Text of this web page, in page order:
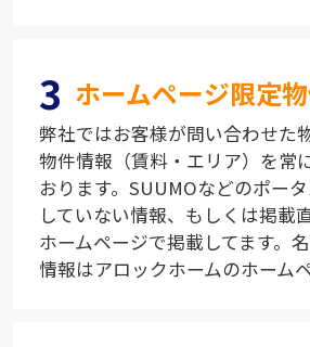
3 ホームページ限定
弊社ではお客様が問い合わせた
物件情報（賃料・エリア）を常
おります。SUUMOなどのポー
していない情報、もしくは掲載
ホームページで掲載してます。
情報はアロックホームのホーム